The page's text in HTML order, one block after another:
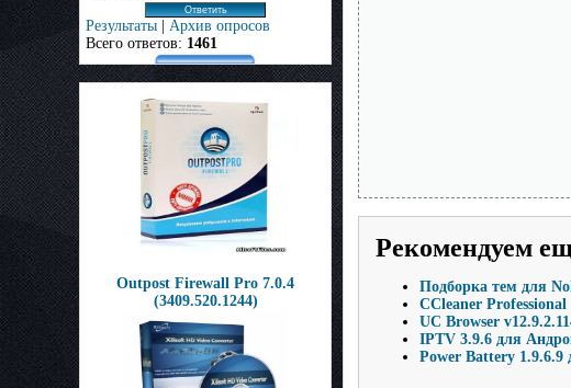
Результаты | Архив опросов
Всего ответов: 1461
Outpost Firewall Pro 7.0.4
(3409.520.1244)
Рекомендуем
Подборка тем для
CCleaner
UC Browser
IPTV 3.9.6 для
Power Battery 1.9.6.9